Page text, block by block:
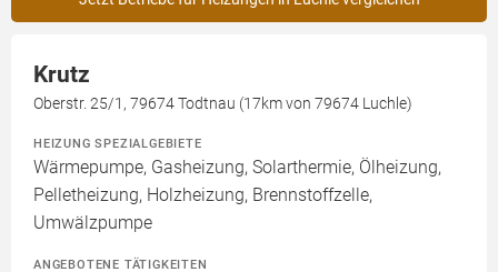
Krutz
Oberstr. 25/1, 79674 Todtnau (17km von 79674 Luchle)
HEIZUNG SPEZIALGEBIETE
Wärmepumpe, Gasheizung, Solarthermie, Ölheizung,
Pelletheizung, Holzheizung, Brennstoffzelle,
Umwälzpumpe
ANGEBOTENE TÄTIGKEITEN